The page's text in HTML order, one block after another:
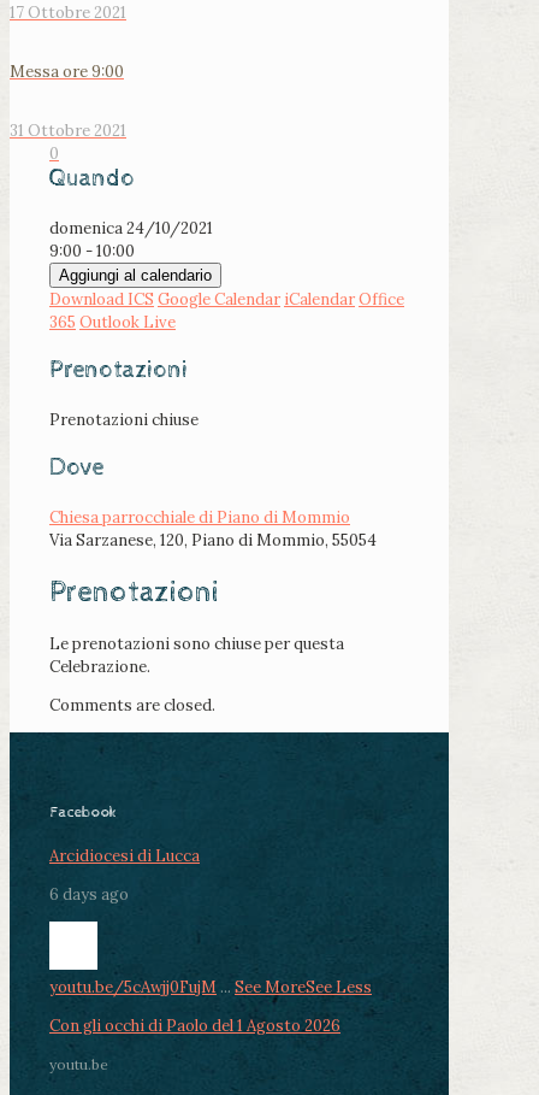
17 Ottobre 2021
Messa ore 9:00
31 Ottobre 2021
0
Quando
domenica 24/10/2021
9:00 - 10:00
Aggiungi al calendario
Download ICS Google Calendar iCalendarOffice
365 Outlook Live
Prenotazioni
Prenotazioni chiuse
Dove
Chiesa parrocchiale di Piano di Mommio
Via Sarzanese, 120, Piano di Mommio, 55054
Prenotazioni
Le prenotazioni sono chiuse per questa
Celebrazione.
Comments are closed.
Facebook
Arcidiocesi di Lucca
6 days ago
youtu.be/5cAwjj0FujM ... See MoreSee Less
Con gli occhi di Paolo del 1 Agosto 2026
youtu.be